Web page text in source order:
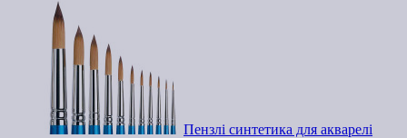
Пензлі синтетика для акварелі